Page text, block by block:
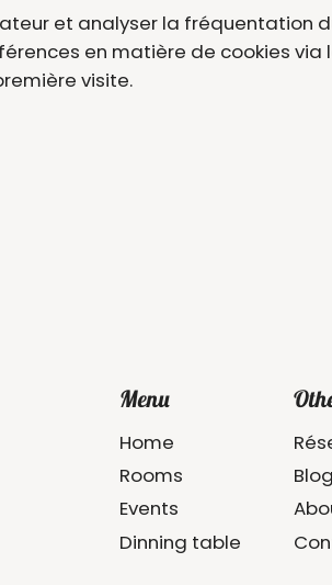
et analyser la fréquentation
en matière de cookies
visite.
Menu
Home
Rooms
Events
Dinning table
Blog